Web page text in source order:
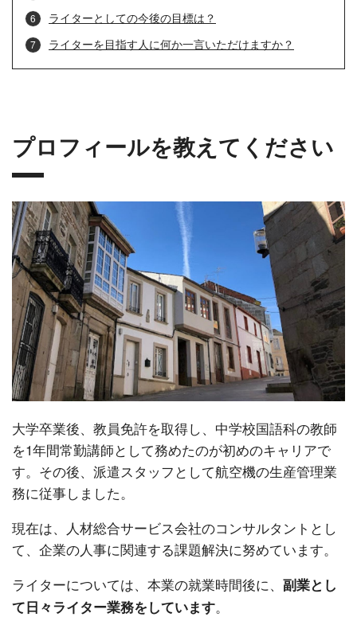
ライターとしての今後の目標は？
ライターを目指す人に何か一言いただけますか？
プロフィールを教えてください
大学卒業後、教員免許を取得し、中学校国語科の教師
を1年間常勤講師として務めたのが初めのキャリアで
す。その後、派遣スタッフとして航空機の生産管理業
務に従事しました。
現在は、人材総合サービス会社のコンサルタントとし
て、企業の人事に関連する課題解決に努めています。
ライターについては、本業の就業時間後に、 副業とし
て日々ライター業務をしています。